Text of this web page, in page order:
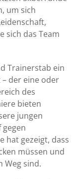
um sich
sich das Team
Trainerstab ein
der eine oder
des
bieten
jungen
gegen
hat gezeigt, dass
müssen und
Weg sind.